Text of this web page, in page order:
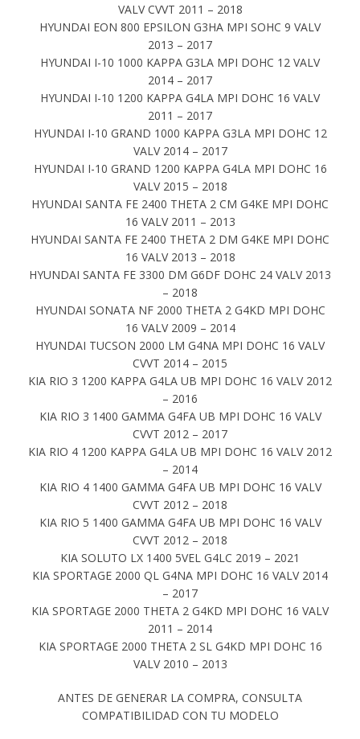
VALV CVVT 2011 – 2018
HYUNDAI EON 800 EPSILON G3HA MPI SOHC 9 VALV
2013 – 2017
HYUNDAI I-10 1000 KAPPA G3LA MPI DOHC 12 VALV
2014 – 2017
HYUNDAI I-10 1200 KAPPA G4LA MPI DOHC 16 VALV
2011 – 2017
HYUNDAI I-10 GRAND 1000 KAPPA G3LA MPI DOHC 12
VALV 2014 – 2017
HYUNDAI I-10 GRAND 1200 KAPPA G4LA MPI DOHC 16
VALV 2015 – 2018
HYUNDAI SANTA FE 2400 THETA 2 CM G4KE MPI DOHC
16 VALV 2011 – 2013
HYUNDAI SANTA FE 2400 THETA 2 DM G4KE MPI DOHC
16 VALV 2013 – 2018
HYUNDAI SANTA FE 3300 DM G6DF DOHC 24 VALV 2013
– 2018
HYUNDAI SONATA NF 2000 THETA 2 G4KD MPI DOHC
16 VALV 2009 – 2014
HYUNDAI TUCSON 2000 LM G4NA MPI DOHC 16 VALV
CVVT 2014 – 2015
KIA RIO 3 1200 KAPPA G4LA UB MPI DOHC 16 VALV 2012
– 2016
KIA RIO 3 1400 GAMMA G4FA UB MPI DOHC 16 VALV
CVVT 2012 – 2017
KIA RIO 4 1200 KAPPA G4LA UB MPI DOHC 16 VALV 2012
– 2014
KIA RIO 4 1400 GAMMA G4FA UB MPI DOHC 16 VALV
CVVT 2012 – 2018
KIA RIO 5 1400 GAMMA G4FA UB MPI DOHC 16 VALV
CVVT 2012 – 2018
KIA SOLUTO LX 1400 5VEL G4LC 2019 – 2021
KIA SPORTAGE 2000 QL G4NA MPI DOHC 16 VALV 2014
– 2017
KIA SPORTAGE 2000 THETA 2 G4KD MPI DOHC 16 VALV
2011 – 2014
KIA SPORTAGE 2000 THETA 2 SL G4KD MPI DOHC 16
VALV 2010 – 2013
ANTES DE GENERAR LA COMPRA, CONSULTA
COMPATIBILIDAD CON TU MODELO